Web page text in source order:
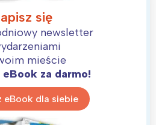
się
newsletter
mieście
za darmo!
eBook dla siebie